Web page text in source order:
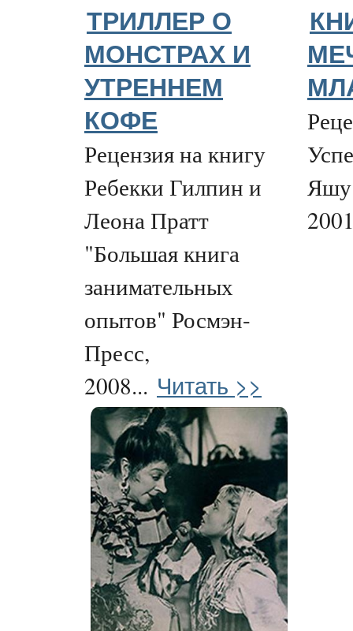
ТРИЛЛЕР О
МОНСТРАХ И
УТРЕННЕМ
КОФЕ
Рецензия на книгу
Ребекки Гилпин и
Леона Пратт
"Большая книга
занимательных
опытов" Росмэн-
Пресс,
2008... Читать >>